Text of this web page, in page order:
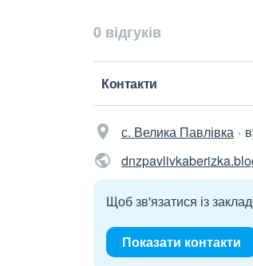
0 відгуків
Контакти
с. Велика Павлівка
Щоб зв'язатися із
Показати контакти